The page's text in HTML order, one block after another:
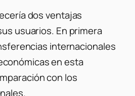
dos ventajas
usuarios. En primera
internacionales
en esta
con los